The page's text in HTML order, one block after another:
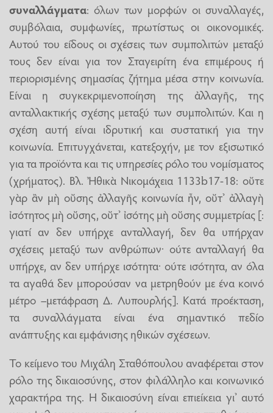
συναλλάγματα: όλων των μορφών οι συναλλαγές,
συμβόλαια, συμφωνίες, πρωτίστως οι οικονομικές.
Αυτού του είδους οι σχέσεις των συμπολιτών μεταξύ
τους δεν είναι για τον Σταγειρίτη ένα επιμέρους ή
περιορισμένης σημασίας ζήτημα μέσα στην κοινωνία.
Είναι η συγκεκριμενοποίηση της ἀλλαγῆς, της
ανταλλακτικής σχέσης μεταξύ των συμπολιτών. Και η
σχέση αυτή είναι ιδρυτική και συστατική για την
κοινωνία. Επιτυγχάνεται, κατεξοχήν, με τον εξισωτικό
για τα προϊόντα και τις υπηρεσίες ρόλο του νομίσματος
(χρήματος). Βλ. Ἠθικὰ Νικομάχεια 1133b17-18: οὔτε
γὰρ ἂν μὴ οὔσης ἀλλαγῆς κοινωνία ἦν, οὔτ’ ἀλλαγὴ
ἰσότητος μὴ οὔσης, οὔτ’ ἰσότης μὴ οὔσης συμμετρίας [:
γιατί αν δεν υπήρχε ανταλλαγή, δεν θα υπήρχαν
σχέσεις μεταξύ των ανθρώπων· ούτε ανταλλαγή θα
υπήρχε, αν δεν υπήρχε ισότητα· ούτε ισότητα, αν όλα
τα αγαθά δεν μπορούσαν να μετρηθούν με ένα κοινό
μέτρο –μετάφραση Δ. Λυπουρλής]. Κατά προέκταση,
τα συναλλάγματα είναι ένα σημαντικό πεδίο
ανάπτυξης και εμφάνισης ηθικών σχέσεων.
Το κείμενο του Μιχάλη Σταθόπουλου αναφέρεται στον
ρόλο της δικαιοσύνης, στον φιλάλληλο και κοινωνικό
χαρακτήρα της. Η δικαιοσύνη είναι επιείκεια γι’ αυτό